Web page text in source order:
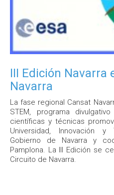
III Edición Navarra
Navarra
La fase regional Cansat
STEM, programa
científicas y técnicas
Universidad, Innovación y
Gobierno de Navarra y
Pamplona. La III Edición se
Circuito de Navarra.